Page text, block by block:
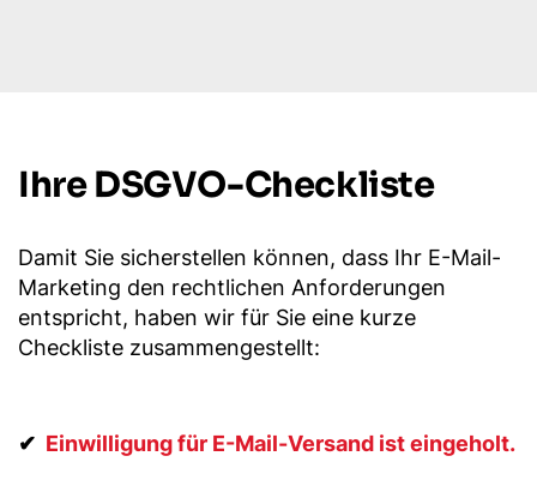
Ihre DSGVO-Checkliste
Damit Sie sicherstellen können, dass Ihr E-Mail-
Marketing den rechtlichen Anforderungen
entspricht, haben wir für Sie eine kurze
Checkliste zusammengestellt:
✔ Einwilligung für E-Mail-Versand ist eingeholt.